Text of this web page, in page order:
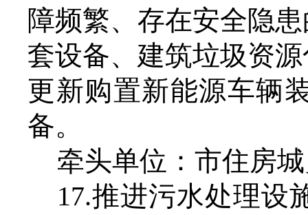
障频繁、存在安全隐
套设备、建筑垃圾资
更新购置新能源车辆
备。
牵头单位：市住房
17.推进污水处理设